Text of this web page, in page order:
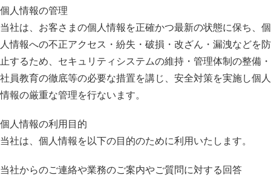
個人情報の管理
当社は、お客さまの個人情報を正確かつ最新の状態に保ち、個
人情報への不正アクセス・紛失・破損・改ざん・漏洩などを防
止するため、セキュリティシステムの維持・管理体制の整備・
社員教育の徹底等の必要な措置を講じ、安全対策を実施し個人
情報の厳重な管理を行ないます。
個人情報の利用目的
当社は、個人情報を以下の目的のために利用いたします。
当社からのご連絡や業務のご案内やご質問に対する回答